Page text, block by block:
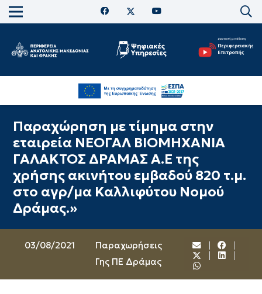
Παραχώρηση με τίμημα στην
εταιρεία ΝΕΟΓΑΛ ΒΙΟΜΗΧΑΝΙΑ
ΓΑΛΑΚΤΟΣ ΔΡΑΜΑΣ Α.Ε της
χρήσης ακινήτου εμβαδού 820 τ.μ.
στο αγρ/μα Καλλιφύτου Νομού
Δράμας.»
03/08/2021
Παραχωρήσεις
Γης ΠΕ Δράμας